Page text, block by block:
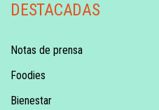
DESTACADAS
Notas de prensa
Foodies
Bienestar